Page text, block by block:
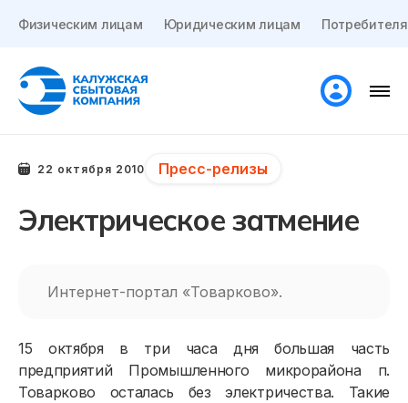
Физическим лицам Юридическим лицам
22 октября 2010 Пресс-релизы
Электрическое затмение
Интернет-портал «Товарково».
15 октября в три часа дня большая часть
предприятий Промышленного микрорайона п.
Товарково осталась без электричества. Такие